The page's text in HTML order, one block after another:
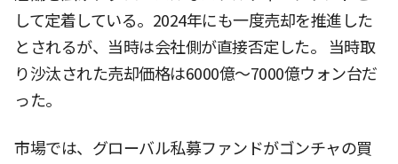
して定着している。2024年にも一度売却を推進した
とされるが、当時は会社側が直接否定した。 当時取
り沙汰された売却価格は6000億〜7000億ウォン台だ
った。
市場では、グローバル私募ファンドがゴンチャの買